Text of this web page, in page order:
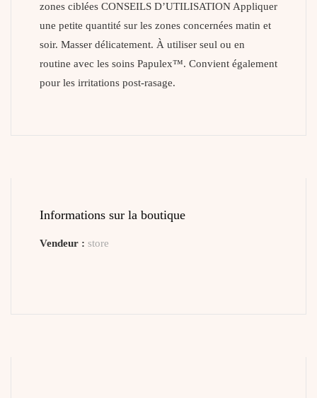
zones ciblées CONSEILS D’UTILISATION Appliquer
une petite quantité sur les zones concernées matin et
soir. Masser délicatement. À utiliser seul ou en
routine avec les soins Papulex™. Convient également
pour les irritations post-rasage.
Informations sur la boutique
Vendeur : store